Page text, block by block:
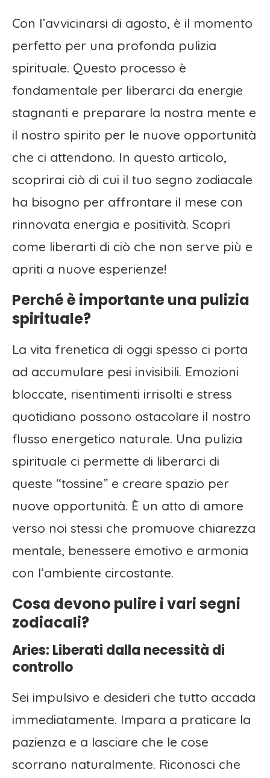
Con l’avvicinarsi di agosto, è il momento
perfetto per una profonda pulizia
spirituale. Questo processo è
fondamentale per liberarci da energie
stagnanti e preparare la nostra mente e
il nostro spirito per le nuove opportunità
che ci attendono. In questo articolo,
scoprirai ciò di cui il tuo segno zodiacale
ha bisogno per affrontare il mese con
rinnovata energia e positività. Scopri
come liberarti di ciò che non serve più e
apriti a nuove esperienze!
Perché è importante una pulizia
spirituale?
La vita frenetica di oggi spesso ci porta
ad accumulare pesi invisibili. Emozioni
bloccate, risentimenti irrisolti e stress
quotidiano possono ostacolare il nostro
flusso energetico naturale. Una pulizia
spirituale ci permette di liberarci di
queste “tossine” e creare spazio per
nuove opportunità. È un atto di amore
verso noi stessi che promuove chiarezza
mentale, benessere emotivo e armonia
con l’ambiente circostante.
Cosa devono pulire i vari segni
zodiacali?
Aries: Liberati dalla necessità di
controllo
Sei impulsivo e desideri che tutto accada
immediatamente. Impara a praticare la
pazienza e a lasciare che le cose
scorrano naturalmente. Riconosci che